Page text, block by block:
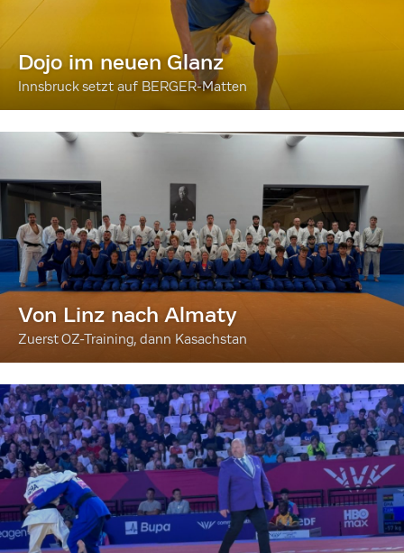
Dojo im neuen Glanz
Innsbruck setzt auf BERGER-Matten
Von Linz nach Almaty
Zuerst OZ-Training, dann Kasachstan